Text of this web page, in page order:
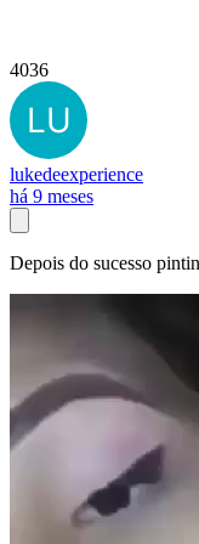
4036
lukedeexperience
há 9 meses
Depois do sucesso